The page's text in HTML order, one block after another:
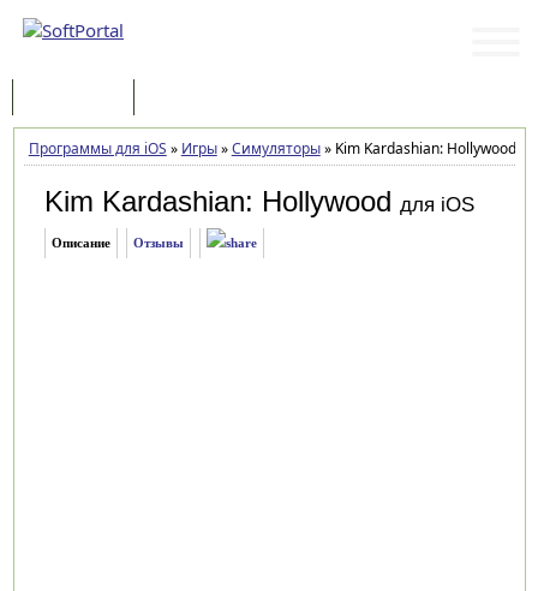
Программы для iOS » Игры»Симуляторы»Kim Kardashian: Hollywood
Kim Kardashian: Hollywood для iOS
Описание Отзывы